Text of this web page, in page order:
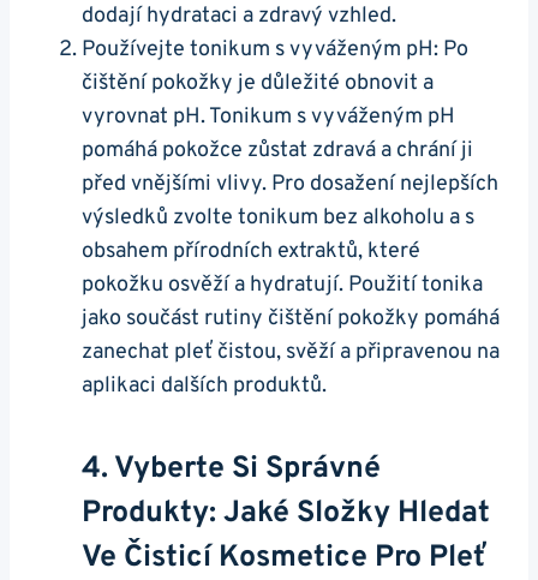
dodají hydrataci a​ zdravý vzhled.
Používejte ‌tonikum s vyváženým pH:⁢ Po
čištění pokožky je důležité ‌obnovit a
vyrovnat pH. Tonikum⁤ s vyváženým pH
pomáhá pokožce zůstat zdravá a ​chrání ji
před vnějšími‌ vlivy. Pro dosažení nejlepších
výsledků‍ zvolte tonikum bez alkoholu a s
obsahem přírodních extraktů,​ které
pokožku osvěží⁢ a‍ hydratují. Použití tonika
jako součást rutiny čištění‍ pokožky pomáhá
zanechat pleť čistou, svěží⁢ a připravenou na
aplikaci dalších produktů.
4. Vyberte Si ⁣správné‌
Produkty: Jaké Složky ⁣hledat
Ve Čisticí Kosmetice Pro‍ Pleť​